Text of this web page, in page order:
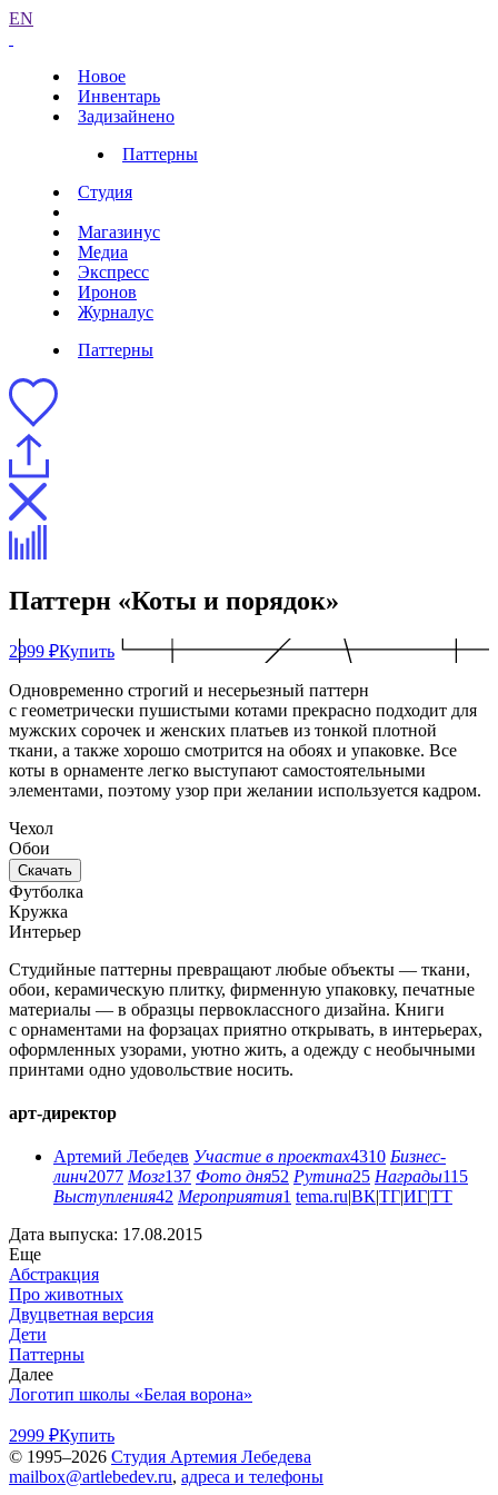
EN
Новое
Инвентарь
Задизайнено
Паттерны
Студия
Магазинус
Медиа
Экспресс
Иронов
Журналус
Паттерны
Паттерн «Коты и порядок»
2999 ₽Купить
Одновременно строгий и несерьезный паттерн
с геометрически пушистыми котами прекрасно подходит для
мужских сорочек и женских платьев из тонкой плотной
ткани, а также хорошо смотрится на обоях и упаковке. Все
коты в орнаменте легко выступают самостоятельными
элементами, поэтому узор при желании используется кадром.
Чехол
Обои
Скачать
Футболка
Кружка
Интерьер
Студийные паттерны превращают любые объекты — ткани,
обои, керамическую плитку, фирменную упаковку, печатные
материалы — в образцы первоклассного дизайна. Книги
с орнаментами на форзацах приятно открывать, в интерьерах,
оформленных узорами, уютно жить, а одежду с необычными
принтами одно удовольствие носить.
арт-директор
Артемий Лебедев Участие в проектах4310 Бизнес-
линч2077 Мозг137 Фото дня52 Рутина25 Награды115
Выступления42 Мероприятия1 tema.ru|ВК|ТГ|ИГ|ТТ
Дата выпуска: 17.08.2015
Еще
Абстракция
Про животных
Двуцветная версия
Дети
Паттерны
Далее
Логотип школы «Белая ворона»
2999 ₽Купить
© 1995–2026 Студия Артемия Лебедева
mailbox@artlebedev.ru, адреса и телефоны